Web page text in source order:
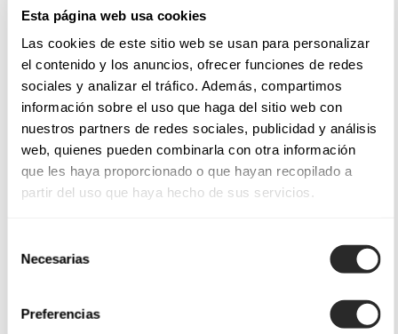
Esta página web usa cookies
Las cookies de este sitio web se usan para personalizar
el contenido y los anuncios, ofrecer funciones de redes
sociales y analizar el tráfico. Además, compartimos
información sobre el uso que haga del sitio web con
nuestros partners de redes sociales, publicidad y análisis
web, quienes pueden combinarla con otra información
que les haya proporcionado o que hayan recopilado a
partir del uso que haya hecho de sus servicios.
Necesarias
Preferencias